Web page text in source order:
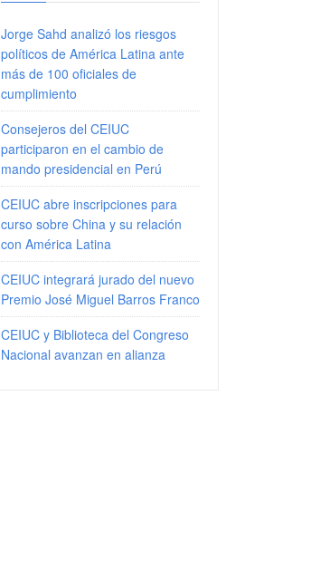
Jorge Sahd analizó los riesgos
políticos de América Latina ante
más de 100 oficiales de
cumplimiento
Consejeros del CEIUC
participaron en el cambio de
mando presidencial en Perú
CEIUC abre inscripciones para
curso sobre China y su relación
con América Latina
CEIUC integrará jurado del nuevo
Premio José Miguel Barros Franco
CEIUC y Biblioteca del Congreso
Nacional avanzan en alianza